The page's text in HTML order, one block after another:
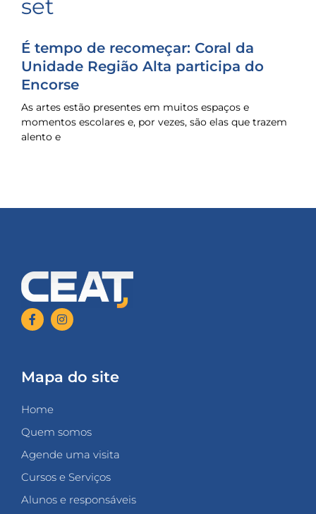
set
É tempo de recomeçar: Coral da
Unidade Região Alta participa do
Encorse
As artes estão presentes em muitos espaços e
momentos escolares e, por vezes, são elas que trazem
alento e
Mapa do site
Home
Quem somos
Agende uma visita
Cursos e Serviços
Alunos e responsáveis